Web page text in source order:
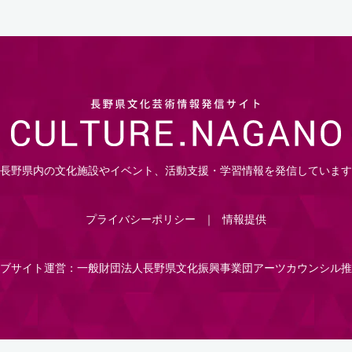
長野県内の文化施設やイベント、活動支援・学習情報を発信しています
プライバシーポリシー 情報提供
サイト運営：一般財団法人長野県文化振興事業団アーツカウンシル